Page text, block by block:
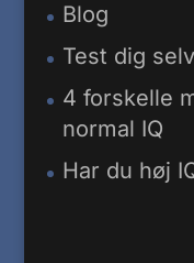
Blog
Test dig selv
4 forskelle
normal IQ
Har du høj